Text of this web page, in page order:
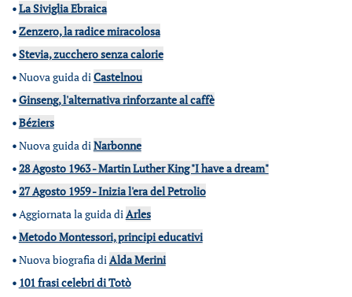
•La Siviglia Ebraica
•Zenzero, la radice miracolosa
•Stevia, zucchero senza calorie
•Nuova guida diCastelnou
•Ginseng, l'alternativa rinforzante al caffè
•Béziers
•Nuova guida diNarbonne
•28 Agosto 1963 - Martin Luther King "I have a dream"
•27 Agosto 1959 - Inizia l'era del Petrolio
•Aggiornata la guida diArles
•Metodo Montessori, principi educativi
•Nuova biografia diAlda Merini
• 101 frasi celebri di Totò